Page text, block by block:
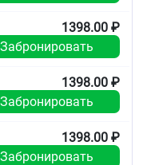
1398.00 ₽
Забронировать
1398.00 ₽
Забронировать
1398.00 ₽
Забронировать